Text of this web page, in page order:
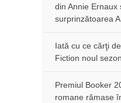
din Annie Ernaux
surprinzătoarea
Iată cu ce cărţi
Fiction noul
Premiul Booker
romane rămase